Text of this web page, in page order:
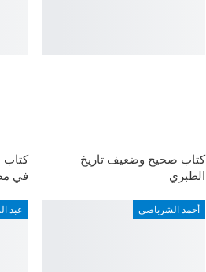
كتاب صحيح وضعيف تاريخ
الطبري
كتاب
في
أحمد الشرباصي عبد